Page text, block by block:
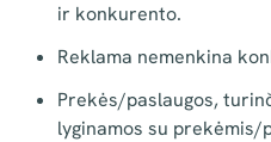
ir konkurento.
Reklama nemenkina
Prekės/paslaugos,
lyginamos su prekėmis/